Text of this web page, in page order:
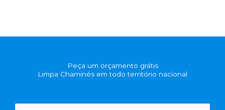
Peça um orçamento grátis
Limpa Chaminés em todo território nacional